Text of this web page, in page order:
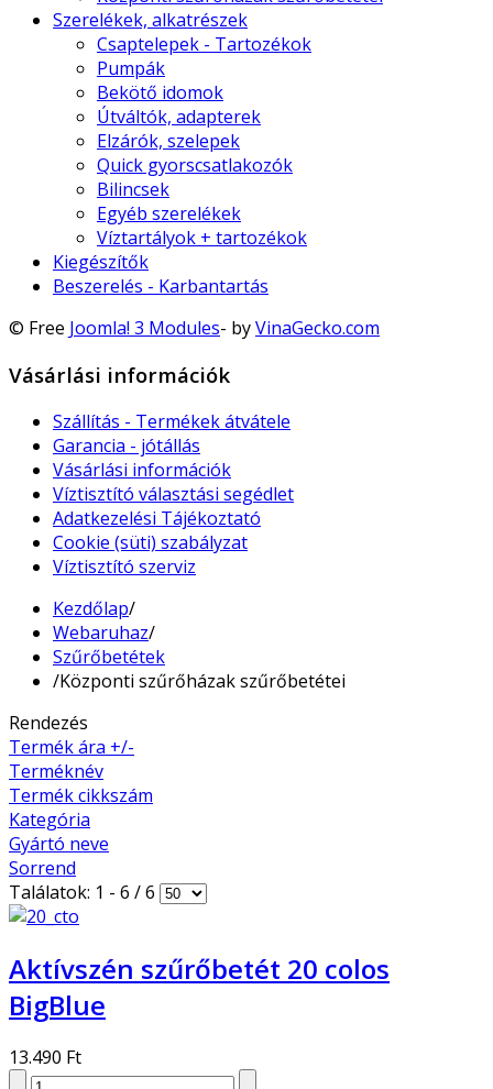
Szerelékek, alkatrészek
Csaptelepek - Tartozékok
Pumpák
Bekötő idomok
Útváltók, adapterek
Elzárók, szelepek
Quick gyorscsatlakozók
Bilincsek
Egyéb szerelékek
Víztartályok + tartozékok
Kiegészítők
Beszerelés - Karbantartás
© Free Joomla! 3 Modules- byVinaGecko.com
Vásárlási információk
Szállítás - Termékek átvátele
Garancia - jótállás
Vásárlási információk
Víztisztító választási segédlet
Adatkezelési Tájékoztató
Cookie (süti) szabályzat
Víztisztító szerviz
Kezdőlap/
Webaruhaz/
Szűrőbetétek
/Központi szűrőházak szűrőbetétei
Rendezés
Termék ára +/-
Terméknév
Termék cikkszám
Kategória
Gyártó neve
Sorrend
Találatok: 1 - 6 / 6
Aktívszén szűrőbetét 20 colos
BigBlue
13.490 Ft